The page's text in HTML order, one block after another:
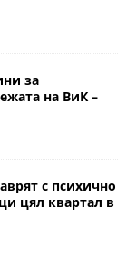
за
на ВиК –
с психично
цял квартал в